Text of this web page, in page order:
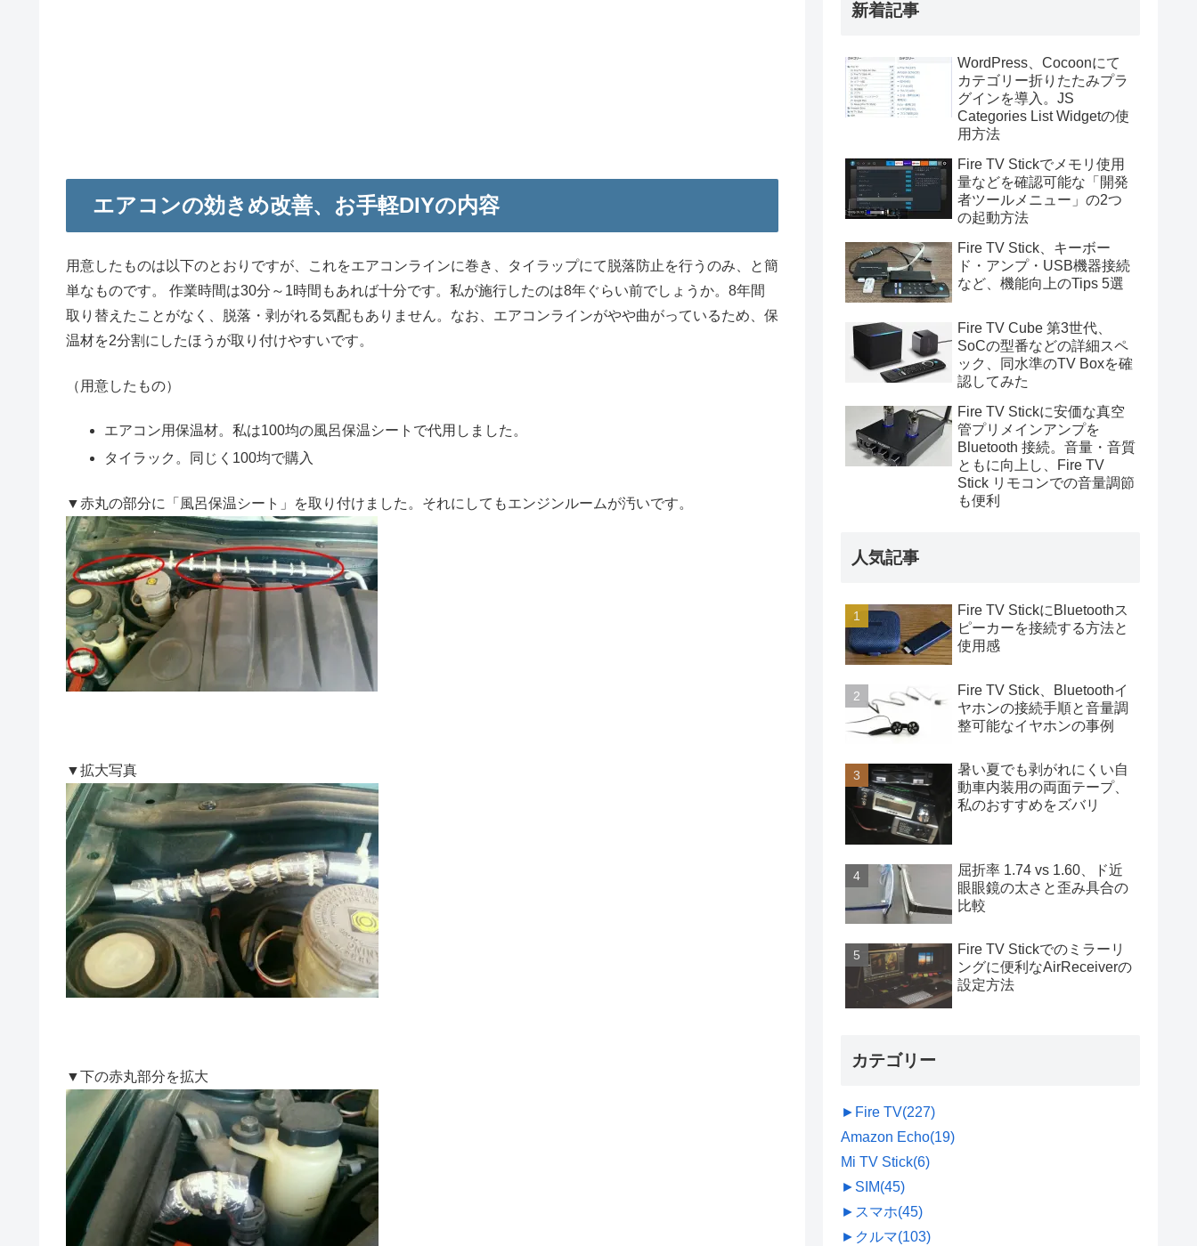
エアコンの効きめ改善、お手軽DIYの内容
用意したものは以下のとおりですが、これをエアコンラインに巻き、タイラップにて脱落防止を行うのみ、と簡
単なものです。 作業時間は30分～1時間もあれば十分です。私が施行したのは8年ぐらい前でしょうか。8年間
取り替えたことがなく、脱落・剥がれる気配もありません。なお、エアコンラインがやや曲がっているため、保
温材を2分割にしたほうが取り付けやすいです。
（用意したもの）
エアコン用保温材。私は100均の風呂保温シートで代用しました。
タイラック。同じく100均で購入
▼赤丸の部分に「風呂保温シート」を取り付けました。それにしてもエンジンルームが汚いです。
▼拡大写真
▼下の赤丸部分を拡大
新着記事
WordPress、Cocoonにて
カテゴリー折りたたみプラ
グインを導入。JS
Categories List Widgetの使
用方法
Fire TV Stickでメモリ使用
量などを確認可能な「開発
者ツールメニュー」の2つ
の起動方法
Fire TV Stick、キーボー
ド・アンプ・USB機器接続
など、機能向上のTips 5選
Fire TV Cube 第3世代、
SoCの型番などの詳細スペ
ック、同水準のTV Boxを確
認してみた
Fire TV Stickに安価な真空
管プリメインアンプを
Bluetooth 接続。音量・音質
ともに向上し、Fire TV
Stick リモコンでの音量調節
も便利
人気記事
Fire TV StickにBluetoothス
ピーカーを接続する方法と
使用感
Fire TV Stick、Bluetoothイ
ヤホンの接続手順と音量調
整可能なイヤホンの事例
暑い夏でも剥がれにくい自
動車内装用の両面テープ、
私のおすすめをズバリ
屈折率 1.74 vs 1.60、ド近
眼眼鏡の太さと歪み具合の
比較
Fire TV Stickでのミラーリ
ングに便利なAirReceiverの
設定方法
カテゴリー
► Fire TV(227)
Amazon Echo(19)
Mi TV Stick(6)
► SIM(45)
► スマホ(45)
► クルマ(103)